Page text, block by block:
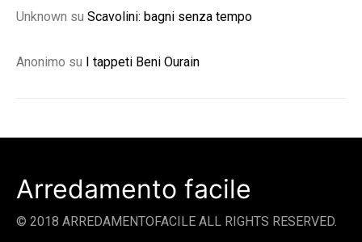
Unknown su Scavolini: bagni senza tempo
Anonimo su I tappeti Beni Ourain
Arredamento facile
© 2018 ARREDAMENTOFACILE ALL RIGHTS RESERVED.